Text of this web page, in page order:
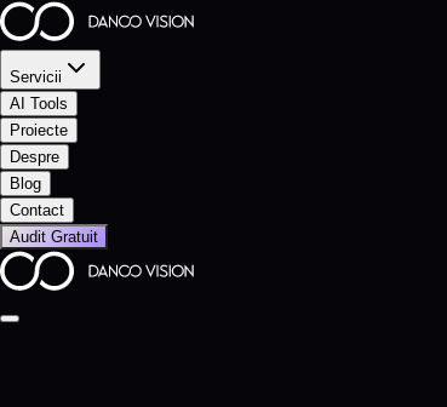
Servicii
AI Tools
Proiecte
Despre
Blog
Contact
Audit Gratuit